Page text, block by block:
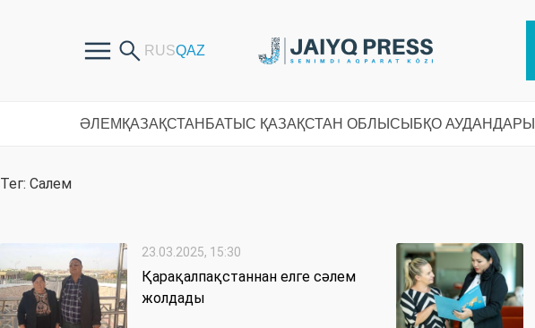
ӘЛЕМ ҚАЗАҚСТАН БАТЫС ҚАЗАҚСТАН ОБЛЫСЫ БҚО АУДАНДАРЫ
Тег: Салем
23.03.2025, 15:30
Қарақалпақстаннан елге сәлем
жолдады